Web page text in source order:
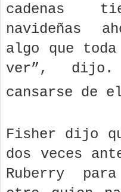
cadenas
navideñas
algo que
ver”, dijo.
cansarse de
Fisher dijo
dos veces
Ruberry